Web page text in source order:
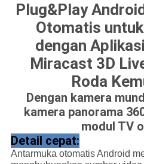
Plug&Play
Otomatis
dengan
Miracast 3D
Roda
Dengan kamera
kamera panorama
modul TV
Detail cepat:
Antarmuka otomatis Android